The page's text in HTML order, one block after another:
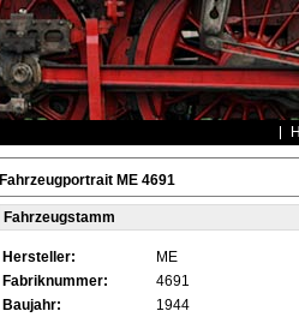
Fahrzeugportrait ME 4691
Fahrzeugstamm
Hersteller:
ME
Fabriknummer:
4691
Baujahr:
1944